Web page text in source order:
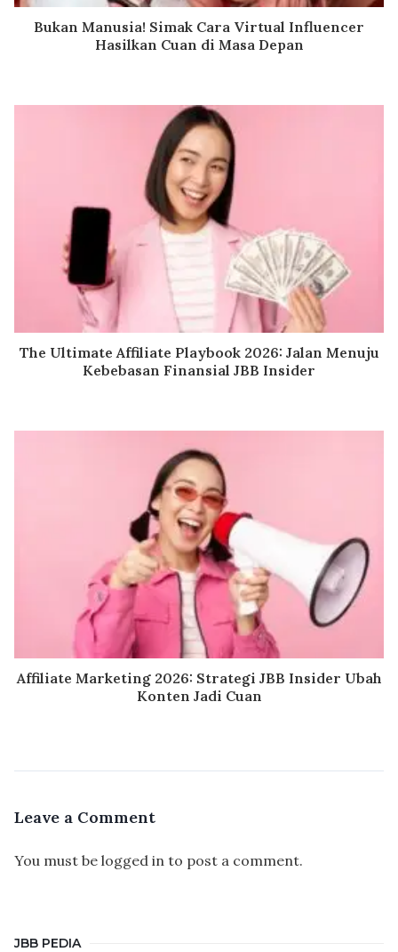
Bukan Manusia! Simak Cara Virtual Influencer
Hasilkan Cuan di Masa Depan
The Ultimate Affiliate Playbook 2026: Jalan Menuju
Kebebasan Finansial JBB Insider
Affiliate Marketing 2026: Strategi JBB Insider Ubah
Konten Jadi Cuan
Leave a Comment
You must be logged in to post a comment.
JBB PEDIA